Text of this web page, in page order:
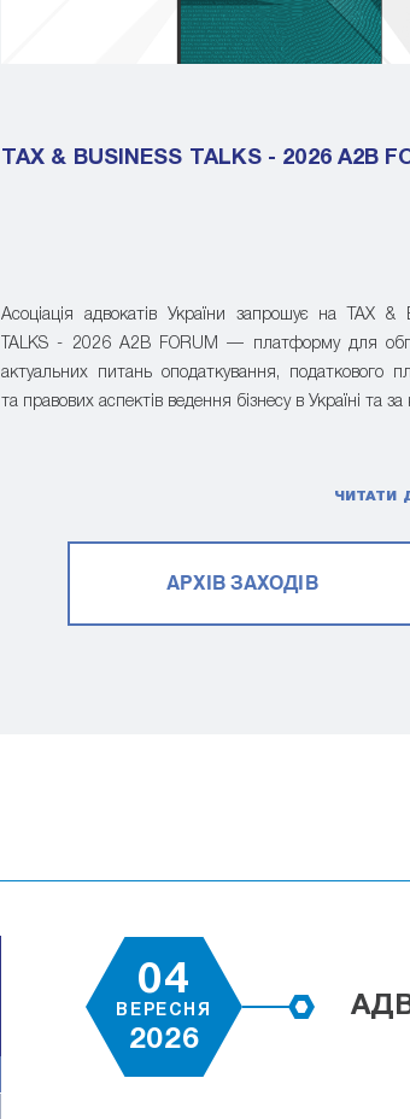
TAX & BUSINESS TALKS - 2026 A2B
Асоціація адвокатів України запрошує на TAX &
TALKS - 2026 A2B FORUM — платформу для
актуальних питань оподаткування, податкового
та правових аспектів ведення бізнесу в Україні та
ЧИТАТИ
АРХІВ ЗАХОДІВ
04
ВЕРЕСНЯ
2026